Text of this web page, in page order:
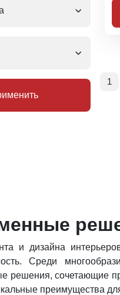
1
и дизайна
Среди
решения, сочетающие
преимущества